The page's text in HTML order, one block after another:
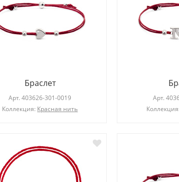
Браслет
Арт.403626-301-0019
Коллекция: Красная нить
Арт.
Коллекция: